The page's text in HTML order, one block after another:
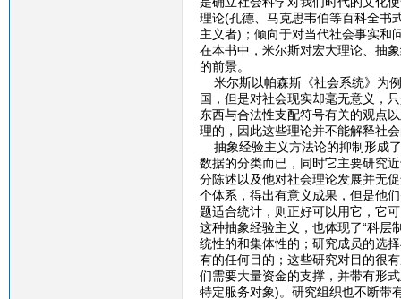
理论(孔德、马克思韦伯等百科全书
主义者)；倾向于对当代社会事实和
在本书中，米尔斯对宏大理论、抽
的前景。
米尔斯以帕森斯《社会系统》为
国，但是对社会现实却毫无意义，
东西与合法性支配符号有关的观点
理的，因此这些理论并不能解释社
抽象经验主义方法论的抑制形成
数据的分类而已，同时它主要研究
分陈述以及他对社会理论发展并无
个体系，得出有意义成果，但是他
题适合统计，则正好可以用它，它
这种抽象经验主义，也体现了“科层
统性的和集体性的；研究成员的选
有的任何目的；这些研究对目的很
们需要大量资金的支撑，并带有形
特定服务对象)。研究组织也不断带